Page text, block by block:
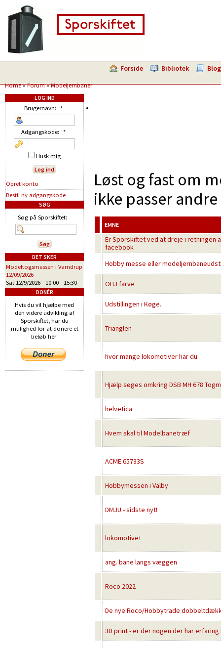
Forside Bibliotek Blog
Home»Forum»Modeljernbaner
Løst og fast om
ikke passer
EMNE
Er Sporskiftet ved at dreje i retningen
facebook
Hobby messe eller
OHJ farve
Udstillingen i Køge.
Trianglen
hvor mange lokomotiver har du.
Hjælp søges omkring DSB MH 678
helvetica
Hvem skal til Modelbanetræf
ACME 65733S
Hobbymessen i Valby
DMJU - sidste nyt!
lokomotivet
ang. bane langs væggen
Roco 2022
De nye Roco/Hobbytrade
3D print - er der nogen der har
LOG IND
Brugernavn: *
Adgangskode: *
Husk mig
Opret konto
Bestil ny adgangskode
SØG
Søg på Sporskiftet:
DET SKER
Modeltogsmessen i Vamdrup
12/09/2026
Sat 12/9/2026 - 10:00 - 15:30
DONÉR
Hvis du vil hjælpe med
den videre udvikling af
Sporskiftet, har du
mulighed for at donere et
beløb her: